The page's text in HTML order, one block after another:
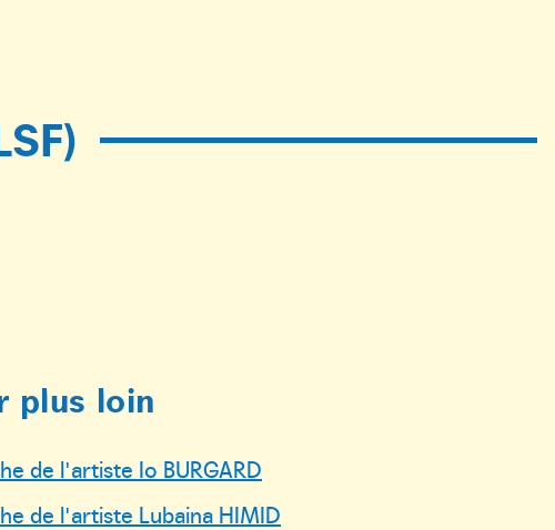
plus loin
de l'artiste Io BURGARD
de l'artiste Lubaina HIMID